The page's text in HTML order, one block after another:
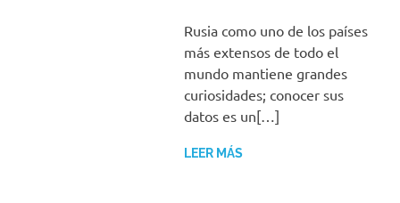
Rusia como uno de los países
más extensos de todo el
mundo mantiene grandes
curiosidades; conocer sus
datos es un[…]
LEER MÁS